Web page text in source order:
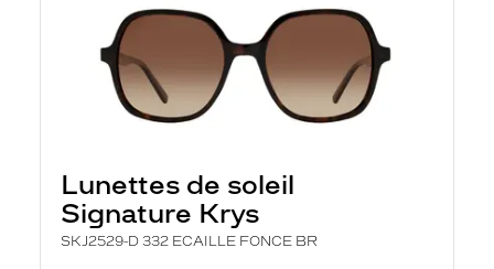
Lunettes de soleil
Signature Krys
SKJ2529-D 332 ECAILLE FONCE BR